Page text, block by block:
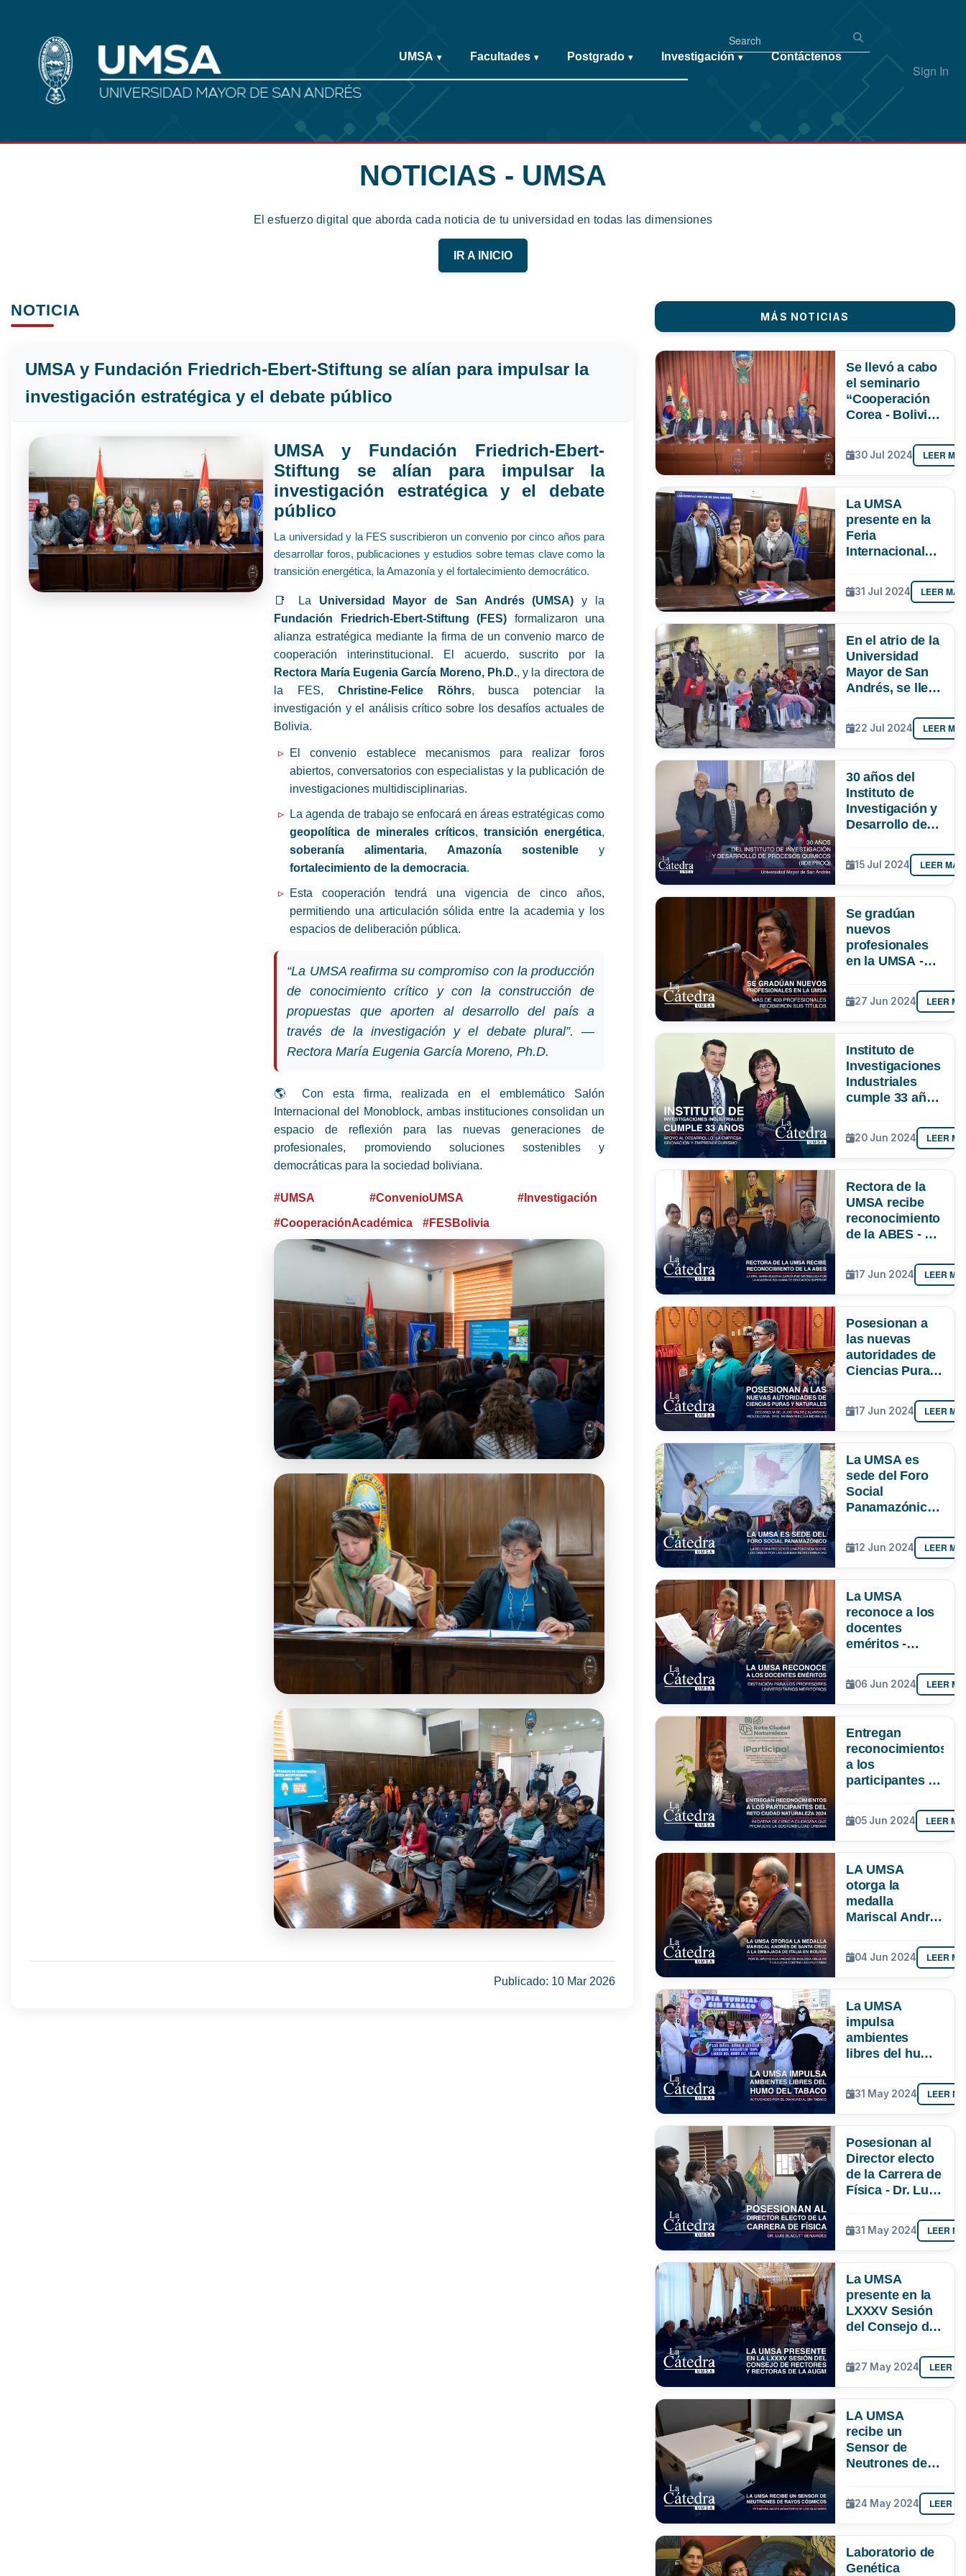
Sign In
UMSA ▾ Facultades ▾ Postgrado ▾ Investigación ▾ Contáctenos
NOTICIAS - UMSA
El esfuerzo digital que aborda cada noticia de tu universidad en todas las dimensiones
IR A INICIO
NOTICIA
UMSA y Fundación Friedrich-Ebert-Stiftung se alían para impulsar la
investigación estratégica y el debate público
UMSA y Fundación Friedrich-Ebert-
Stiftung se alían para impulsar la
investigación estratégica y el debate
público
La universidad y la FES suscribieron un convenio por cinco años para
desarrollar foros, publicaciones y estudios sobre temas clave como la
transición energética, la Amazonía y el fortalecimiento democrático.
📑 La Universidad Mayor de San Andrés (UMSA) y la
Fundación Friedrich-Ebert-Stiftung (FES) formalizaron una
alianza estratégica mediante la firma de un convenio marco de
cooperación interinstitucional. El acuerdo, suscrito por la
Rectora María Eugenia García Moreno, Ph.D., y la directora de
la FES, Christine-Felice Röhrs, busca potenciar la
investigación y el análisis crítico sobre los desafíos actuales de
Bolivia.
El convenio establece mecanismos para realizar foros
abiertos, conversatorios con especialistas y la publicación de
investigaciones multidisciplinarias.
La agenda de trabajo se enfocará en áreas estratégicas como
geopolítica de minerales críticos, transición energética,
soberanía alimentaria,Amazonía sostenible y
fortalecimiento de la democracia.
Esta cooperación tendrá una vigencia de cinco años,
permitiendo una articulación sólida entre la academia y los
espacios de deliberación pública.
“La UMSA reafirma su compromiso con la producción
de conocimiento crítico y con la construcción de
propuestas que aporten al desarrollo del país a
través de la investigación y el debate plural”. —
Rectora María Eugenia García Moreno, Ph.D.
🌎 Con esta firma, realizada en el emblemático Salón
Internacional del Monoblock, ambas instituciones consolidan un
espacio de reflexión para las nuevas generaciones de
profesionales, promoviendo soluciones sostenibles y
democráticas para la sociedad boliviana.
#UMSA #ConvenioUMSA #Investigación
#CooperaciónAcadémica #FESBolivia
Publicado: 10 Mar 2026
MÁS NOTICIAS
Se llevó a cabo
el seminario
“Cooperación
Corea - Bolivia
30 Jul 2024 LEER
La UMSA
presente en la
Feria
Internacional
producción
intelectual,
apoyo a la
universitaria y
buses para
transporte
gratuito
31 Jul 2024 LEER MÁS
En el atrio de la
Universidad
Mayor de San
Andrés, se llevó
emotivo acto de
conmemoración
en memoria de
Golpe de
Estado de
García Mesa.
22 Jul 2024 LEER
30 años del
Instituto de
Investigación y
Desarrollo de
15 Jul 2024 LEER MÁS
Se gradúan
nuevos
profesionales
en la UMSA -
profesionales
recibieron sus
títulos.
27 Jun 2024 LEER
Instituto de
Investigaciones
Industriales
cumple 33 años
desarrollo, la
empresa,
innovación y
emprendedurismo
20 Jun 2024 LEER
Rectora de la
UMSA recibe
reconocimiento
de la ABES - La
Eugenia García
fue distinguida
por la Academia
Educación
Superior
17 Jun 2024 LEER
Posesionan a
las nuevas
autoridades de
Ciencias Puras
Decano, M. Sc.
Aldo Valdez,
Vicedecana,
Mallea
17 Jun 2024 LEER
La UMSA es
sede del Foro
Social
Panamazónico -
presentó una
ponencia sobre
los daños por
indiscriminadas
12 Jun 2024 LEER
La UMSA
reconoce a los
docentes
eméritos -
los profesores
universitarios
meritorios
06 Jun 2024 LEER
Entregan
reconocimientos
a los
participantes de
Naturaleza 2024
- Iniciativa de
ciencia
promueve la
sostenibilidad
urbana.
05 Jun 2024 LEER
LA UMSA
otorga la
medalla
Mariscal Andrés
la Embajada de
Italia en Bolivia
- Por el apoyo a
Biología Celular
y la lucha
contra las
leucemias
04 Jun 2024 LEER
La UMSA
impulsa
ambientes
libres del humo
Actividades por
el Día Mundial
Sin Tabaco.
31 May 2024 LEER
Posesionan al
Director electo
de la Carrera de
Física - Dr. Luis
31 May 2024 LEER
La UMSA
presente en la
LXXXV Sesión
del Consejo de
Rectoras de la
#AUGM
27 May 2024 LEER
LA UMSA
recibe un
Sensor de
Neutrones de
Permitirá hacer
monitoreo de
24 May 2024 LEER
Laboratorio de
Genética